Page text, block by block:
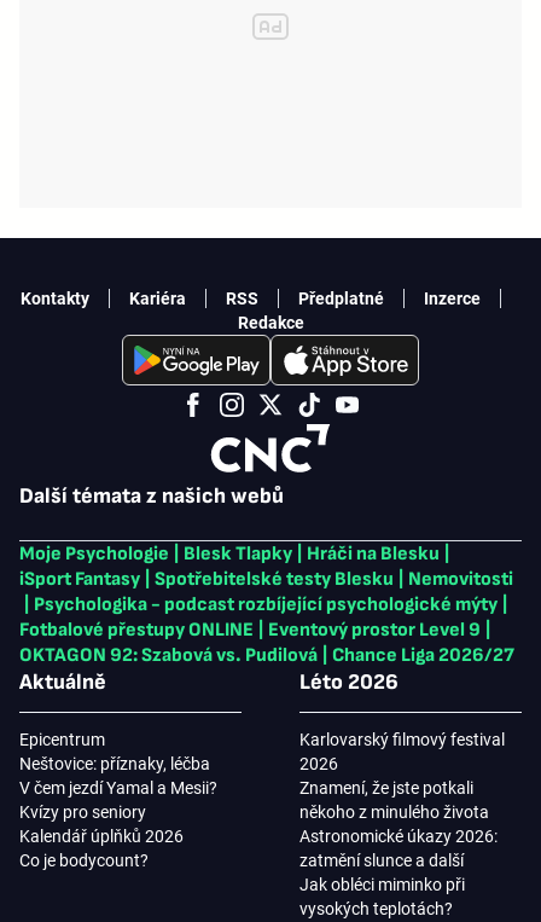
Další témata z našich webů
Moje Psychologie Blesk Tlapky Hráči na Blesku
iSport Fantasy
Spotřebitelské testy Blesku
Nemovitosti
Psychologika - podcast rozbíjející psychologické mýty
Fotbalové přestupy ONLINE
Eventový prostor Level 9
OKTAGON 92: Szabová vs. Pudilová
Chance Liga 2026/27
Aktuálně
Epicentrum
Neštovice: příznaky, léčba
V čem jezdí Yamal a Mesii?
Kvízy pro seniory
Kalendář úplňků 2026
Co je bodycount?
Léto 2026
Karlovarský filmový festival
2026
Znamení, že jste potkali
někoho z minulého života
Astronomické úkazy 2026:
zatmění slunce a další
Jak obléci miminko při
vysokých teplotách?
Kontakty Kariéra RSS Předplatné
Inzerce
Redakce